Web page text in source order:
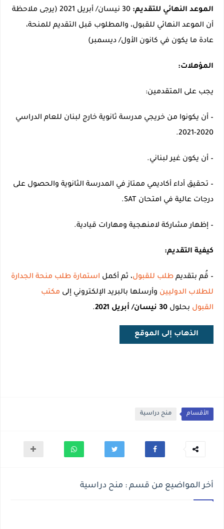
الموعد النهائي للتقديم:
30 نيسان/ أبريل 2021 (يرجى ملاحظة
أن الموعد النهائي للقبول، والمطلوب قبل التقديم للمنحة،
عادة ما يكون في كانون الأول/ ديسمبر)
المؤهلات:
يجب على المتقدمين:
– أن يكونوا من خريجي مدرسة ثانوية خارج لبنان للعام الدراسي
2020-2021.
– أن يكون غير لبناني.
– تحقيق أداء أكاديمي ممتاز في المدرسة الثانوية والحصول على
درجات عالية في امتحان SAT.
– إظهار مشاركة لامنهجية ومهارات قيادية.
كيفية التقديم:
– قُم بتقديم طلب للقبول، ثم أكمل استمارة طلب منحة الجدارة
للطلاب الدوليين وأرسلها بالبريد الإلكتروني إلى مكتب
القبول بحلول .
الذهاب إلى الموقع
الأقسام منح دراسية
أخر المواضيع من قسم : منح دراسية